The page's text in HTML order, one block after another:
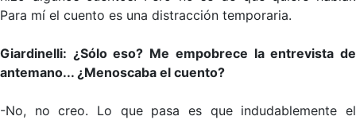
Para mí el cuento es una distracción temporaria.
Giardinelli: ¿Sólo eso? Me empobrece la entrevista de
antemano... ¿Menoscaba el cuento?
-No, no creo. Lo que pasa es que indudablemente el